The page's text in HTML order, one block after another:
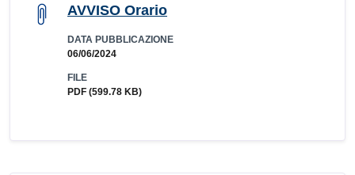
AVVISO Orario
DATA PUBBLICAZIONE
06/06/2024
FILE
PDF (599.78 KB)